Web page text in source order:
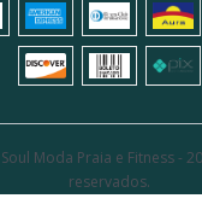
Moda Praia e Fitness -
reservados.